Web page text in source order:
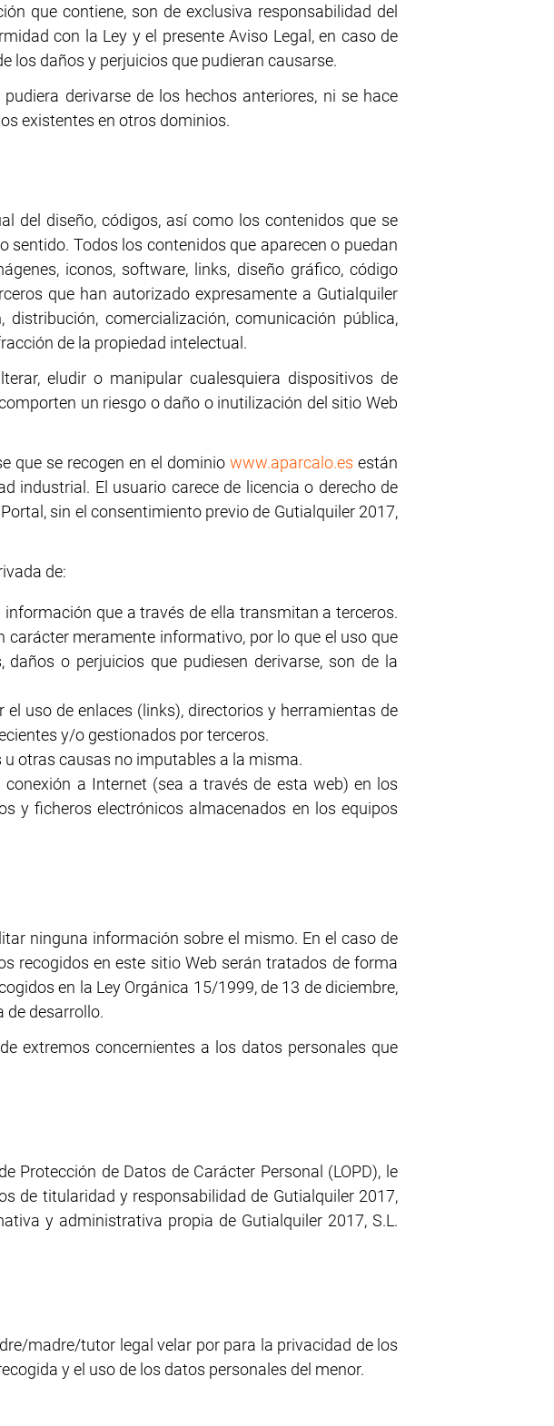
que contiene, son de exclusiva responsabilidad del
con la Ley y el presente Aviso Legal, en caso de
los daños y perjuicios que pudieran causarse.
derivarse de los hechos anteriores, ni se hace
existentes en otros dominios.
del diseño, códigos, así como los contenidos que se
sentido. Todos los contenidos que aparecen o puedan
iconos, software, links, diseño gráfico, código
que han autorizado expresamente a Gutialquiler
comercialización, comunicación pública,
de la propiedad intelectual.
eludir o manipular cualesquiera dispositivos de
un riesgo o daño o inutilización del sitio Web
que se recogen en el dominiowww.aparcalo.es están
industrial. El usuario carece de licencia o derecho de
sin el consentimiento previo de Gutialquiler 2017,
de:
que a través de ella transmitan a terceros.
meramente informativo, por lo que el uso que
o perjuicios que pudiesen derivarse, son de la
uso de enlaces (links), directorios y herramientas de
y/o gestionados por terceros.
otras causas no imputables a la misma.
a Internet (sea a través de esta web) en los
y ficheros electrónicos almacenados en los equipos
ninguna información sobre el mismo. En el caso de
recogidos en este sitio Web serán tratados de forma
en la Ley Orgánica 15/1999, de 13 de diciembre,
de desarrollo.
extremos concernientes a los datos personales que
Protección de Datos de Carácter Personal (LOPD), le
de titularidad y responsabilidad de Gutialquiler 2017,
y administrativa propia de Gutialquiler 2017, S.L.
madre/tutor legal velar por para la privacidad de los
y el uso de los datos personales del menor.